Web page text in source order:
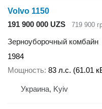
Volvo 1150
191 900 000 UZS
719 900
Зерноуборочный комбайн
1984
Мощность 83 л.с. (61.01
Украина, Kyiv